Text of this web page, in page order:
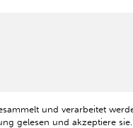
und verarbeitet
gelesen und akzeptiere sie.